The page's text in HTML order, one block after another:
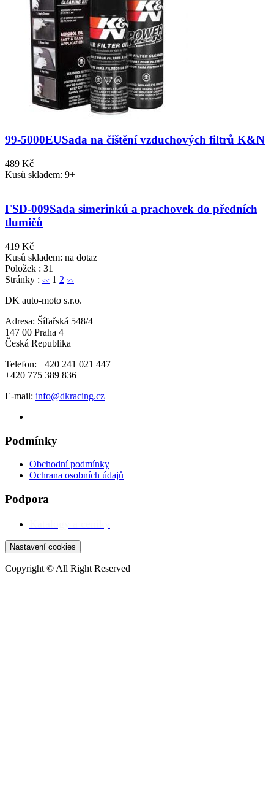
99-5000EUSada na čištění vzduchových filtrů K&N
489 Kč
Kusů skladem: 9+
FSD-009Sada simerinků a prachovek do předních
tlumičů
419 Kč
Kusů skladem: na dotaz
Položek : 31
Stránky : << 1 2 >>
DK auto-moto s.r.o.
Adresa: Šífařská 548/4
147 00 Praha 4
Česká Republika
Telefon: +420 241 021 447
+420 775 389 836
E-mail: info@dkracing.cz
Podmínky
Obchodní podmínky
Ochrana osobních údajů
Podpora
Nastavení cookies
Copyright © All Right Reserved